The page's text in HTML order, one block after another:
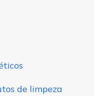
de limpeza